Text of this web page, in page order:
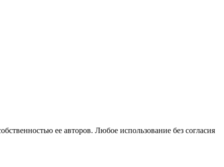
ее авторов. Любое использование без согласия